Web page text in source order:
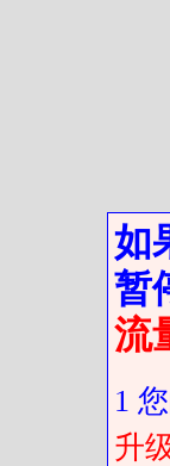
如
暂
流
1
升